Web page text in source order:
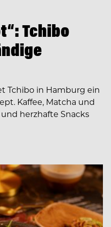
Tchibo
Tchibo in Hamburg ein
Kaffee, Matcha und
herzhafte Snacks